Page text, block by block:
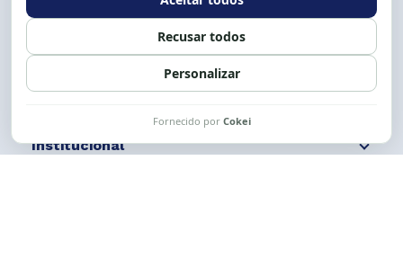
Siga nossas redes Fale conosco
Institucional